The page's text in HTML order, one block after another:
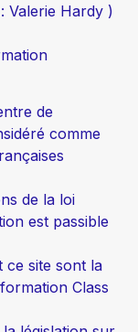
Valerie Hardy )
de
comme
de la loi
est passible
ce site sont la
Class